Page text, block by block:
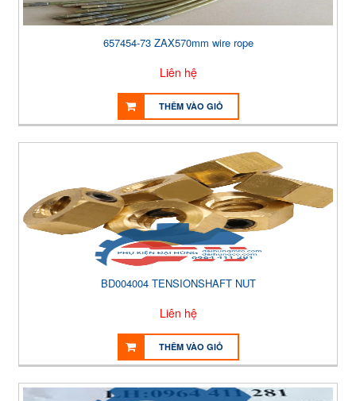
657454-73 ZAX570mm wire rope
Liên hệ
THÊM VÀO GIỎ
BD004004 TENSIONSHAFT NUT
Liên hệ
THÊM VÀO GIỎ